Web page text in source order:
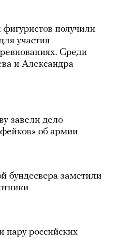
получили
участия
Среди
и Александра
завели дело
об армии
бундесвера заметили
российских